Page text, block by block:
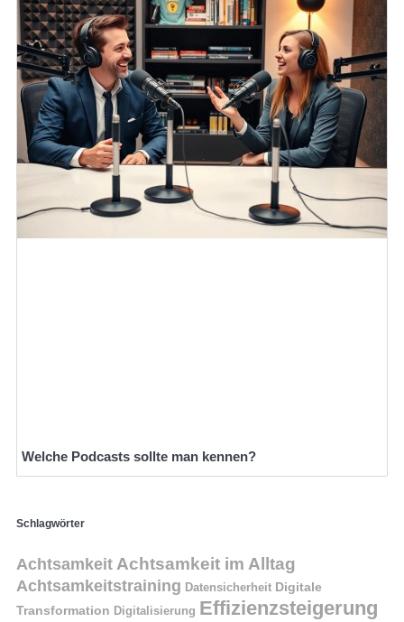
Welche Podcasts sollte man kennen?
Schlagwörter
Achtsamkeit Achtsamkeit im Alltag
Achtsamkeitstraining Datensicherheit Digitale
Transformation Digitalisierung Effizienzsteigerung